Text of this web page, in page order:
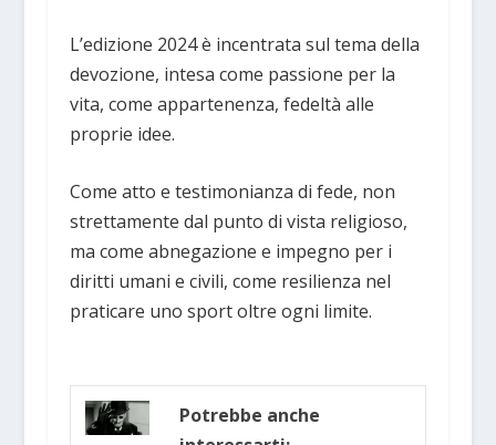
L’edizione 2024 è incentrata sul tema della
devozione, intesa come passione per la
vita, come appartenenza, fedeltà alle
proprie idee.
Come atto e testimonianza di fede, non
strettamente dal punto di vista religioso,
ma come abnegazione e impegno per i
diritti umani e civili, come resilienza nel
praticare uno sport oltre ogni limite.
Potrebbe anche